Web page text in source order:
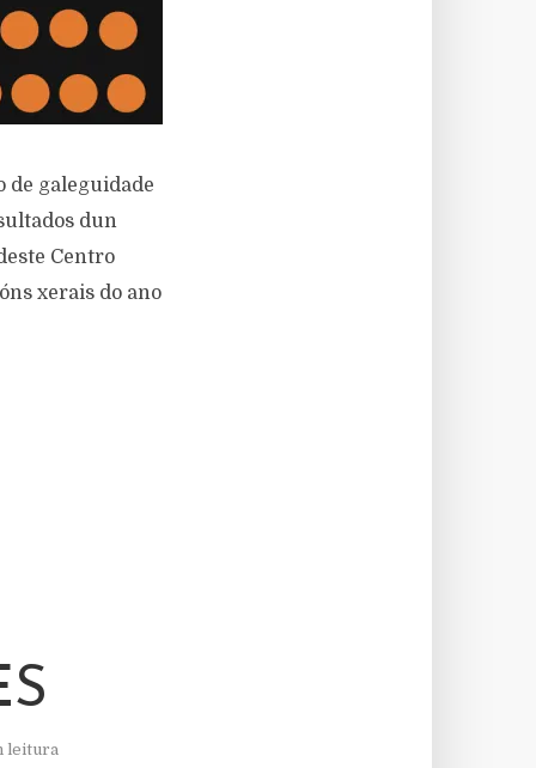
de galeguidade
dun
Centro
xerais do ano
leitura